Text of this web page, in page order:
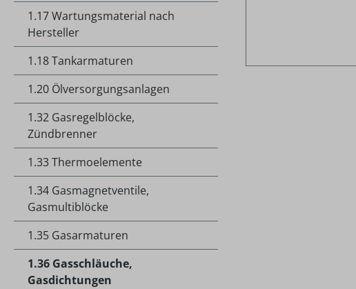
1.17 Wartungsmaterial nach
Hersteller
1.18 Tankarmaturen
1.20 Ölversorgungsanlagen
1.32 Gasregelblöcke,
Zündbrenner
1.33 Thermoelemente
1.34 Gasmagnetventile,
Gasmultiblöcke
1.35 Gasarmaturen
1.36 Gasschläuche,
Gasdichtungen